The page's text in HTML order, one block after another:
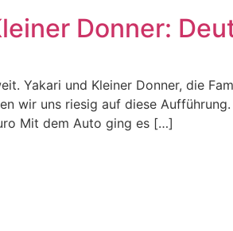
Donner:
Yakari und Kleiner Donner, die
wir uns riesig auf diese
Mit dem Auto ging es […]